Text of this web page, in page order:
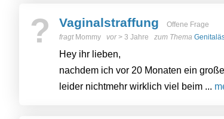
? Vaginalstraffung
Offene Frage
fragt Mommy vor> 3 Jahre zum Thema
Hey ihr lieben,
nachdem ich vor 20 Monaten ein
leider nichtmehr wirklich viel beim ...